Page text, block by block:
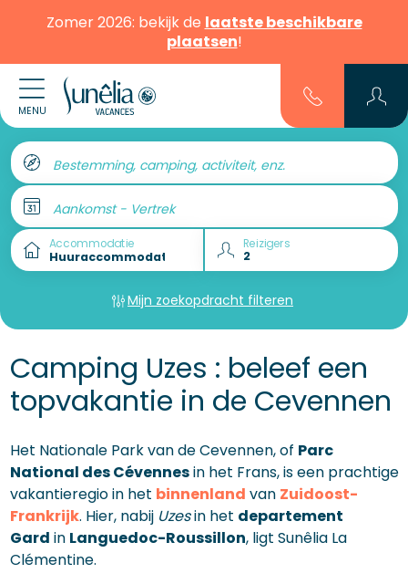
Zomer 2026: bekijk de laatste beschikbare
plaatsen!
MENU
Bestemming, camping, activiteit, enz.
Aankomst - Vertrek
Accommodatie Reizigers
Mijn zoekopdracht filteren
Camping Uzes : beleef een
topvakantie in de Cevennen
Het Nationale Park van de Cevennen, of Parc
National des Cévennesin het Frans, is een prachtige
vakantieregio in het binnenland van Zuidoost-
Frankrijk. Hier, nabij Uzesin het departement
Gard in Languedoc-Roussillon, ligt Sunêlia La
Clémentine.